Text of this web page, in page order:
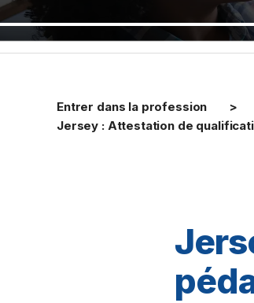
Entrer dans la profession
Jersey : Attestation de